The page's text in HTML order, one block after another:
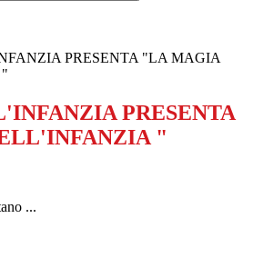
PRESENTA "LA MAGIA
PRESENTA
"
...